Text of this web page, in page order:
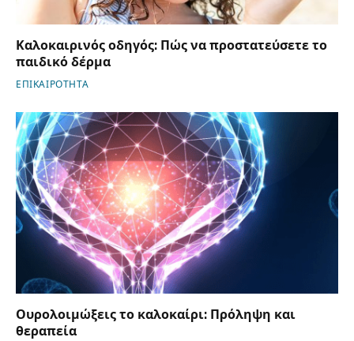
Καλοκαιρινός οδηγός: Πώς να προστατεύσετε το
παιδικό δέρμα
ΕΠΙΚΑΙΡΟΤΗΤΑ
Ουρολοιμώξεις το καλοκαίρι: Πρόληψη και
θεραπεία